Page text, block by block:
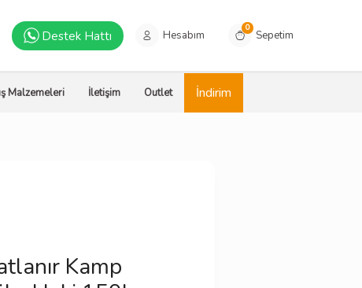
Destek Hattı Hesabım
0
Sepetim
Malzemeleri İletişim Outlet İndirim
Kamp